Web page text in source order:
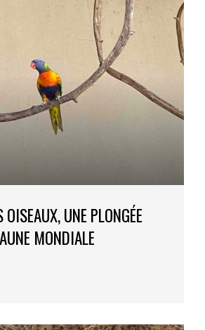
OISEAUX, UNE PLONGÉE
MONDIALE